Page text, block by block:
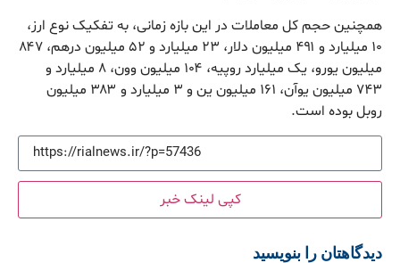
همچنین حجم کل معاملات در این بازه زمانی، به تفکیک نوع ارز،
۱۰ میلیارد و ۴۹۱ میلیون دلار، ۲۳ میلیارد و ۵۲ میلیون درهم، ۸۴۷
میلیون یورو، یک میلیارد روپیه، ۱۰۴ میلیون وون، ۸ میلیارد و
۷۴۳ میلیون یوآن، ۱۶۱ میلیون ین و ۳ میلیارد و ۳۸۳ میلیون
روبل بوده است.
کپی لینک خبر
دیدگاهتان را بنویسید